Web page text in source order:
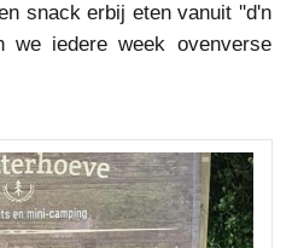
snack erbij eten vanuit ''d'n
iedere week ovenverse